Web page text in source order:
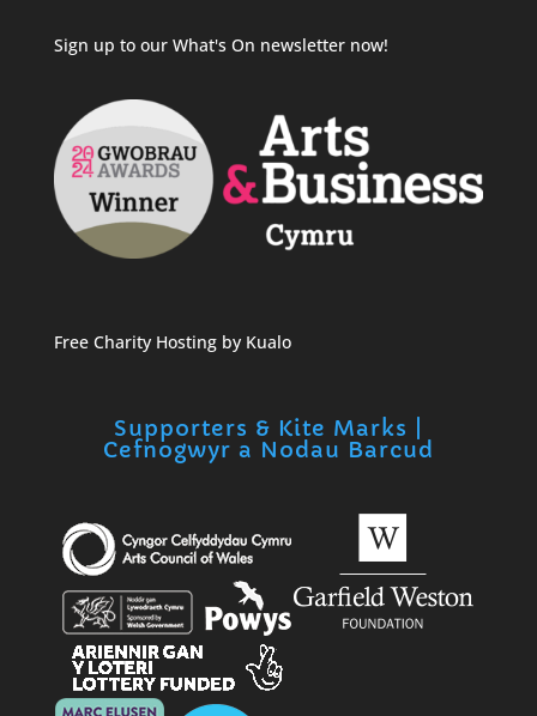
Sign up to our What's On newsletter now!
Free Charity Hosting by Kualo
Supporters & Kite Marks |
Cefnogwyr a Nodau Barcud